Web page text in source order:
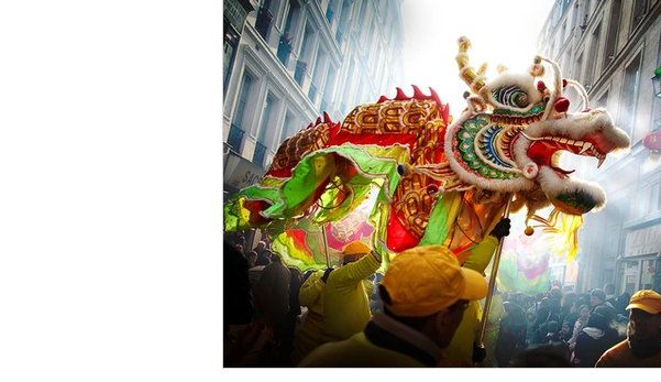
ประตูอัตโนมัติโรงจอดรถ ฝีดาษลิง ประ
ข่าวสั้น ประตูอัตโนมัติ IP65 ข่าวสั้น ประตูอัต
ข่าวสั้น Magic Switch ข่าวสั้นประตูอัตโนมัติ
ข่าวสั้น ประตูอัตโนมัติ Wireless Sw ข่าวสั้น ปร
ข่าวสั้น ประตูอัตโนมัติ ข่าวสั่นประตูกึ่งอัตโ